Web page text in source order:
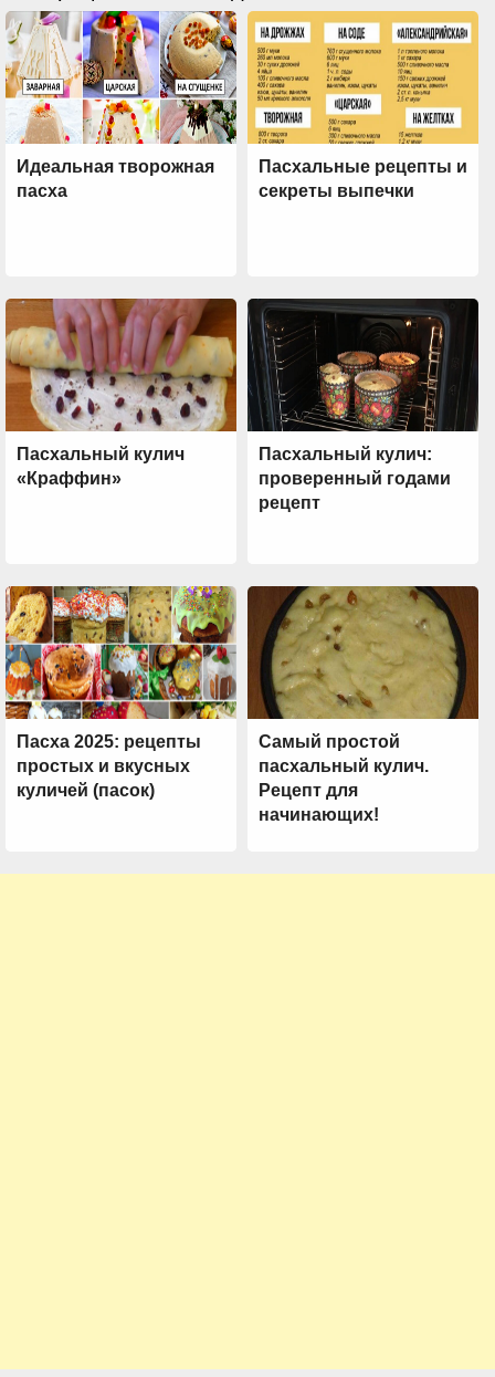
Идеальная творожная
пасха
Пасхальные рецепты и
секреты выпечки
Пасхальный кулич
«Краффин»
Пасхальный кулич:
проверенный годами
рецепт
Пасха 2025: рецепты
простых и вкусных
куличей (пасок)
Самый простой
пасхальный кулич.
Рецепт для
начинающих!